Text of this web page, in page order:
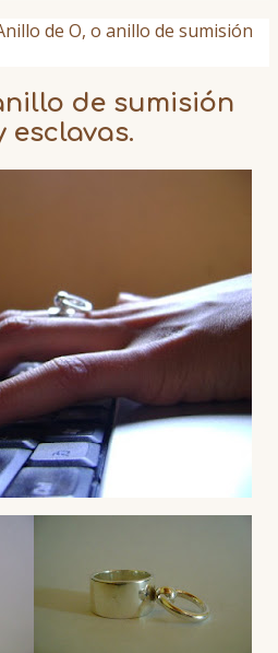
de O, o anillo de sumisión
de sumisión
esclavas.